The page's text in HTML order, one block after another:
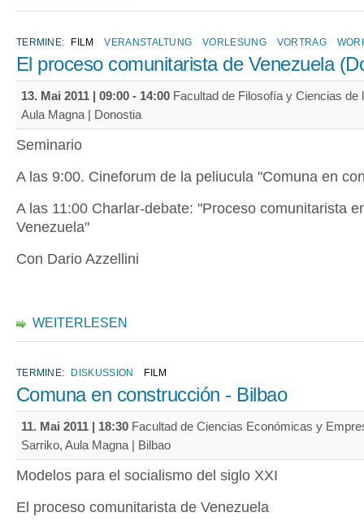
TERMINE: FILM VERANSTALTUNG VORLESUNG VORTRAG
El proceso comunitarista de Venezuela
13. Mai 2011 | 09:00 - 14:00 Facultad de Filosofía y Ciencias de
Aula Magna | Donostia
Seminario
A las 9:00. Cineforum de la peliucula "Comuna en
A las 11:00 Charlar-debate: "Proceso comunitarista
Venezuela"
Con Dario Azzellini
WEITERLESEN
TERMINE: DISKUSSION FILM
Comuna en construcción - Bilbao
11. Mai 2011 | 18:30 Facultad de Ciencias Económicas y
Sarriko, Aula Magna | Bilbao
Modelos para el socialismo del siglo XXI
El proceso comunitarista de Venezuela